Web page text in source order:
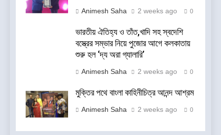
Animesh Saha 2 weeks ago 0
ভারতীয় ঐতিহ্য ও তাঁত,খাদি সহ স্বদেশি
বস্ত্রের সম্ভার নিয়ে পুজোর আগে কলকাতায়
শুরু হল ‘দ্য অরা গ্যালারি’
Animesh Saha 2 weeks ago 0
মুক্তির পথে বাংলা কাহিনীচিত্র আনন্দ আশ্রম
Animesh Saha 2 weeks ago 0